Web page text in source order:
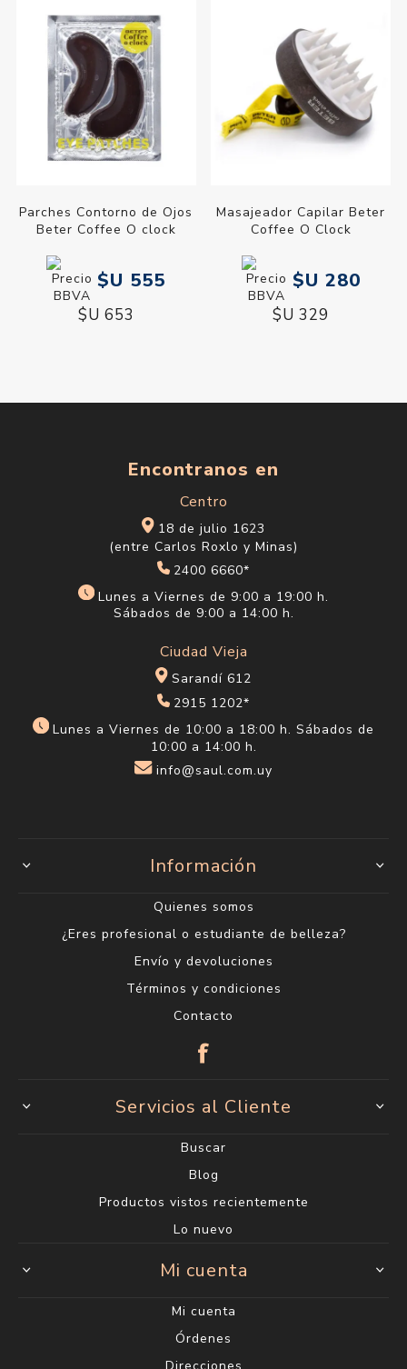
Parches Contorno de Ojos
Beter Coffee O clock
$U 555
$U 653
Masajeador Capilar Beter
Coffee O Clock
$U 280
$U 329
Encontranos en
Centro
18 de julio 1623
(entre Carlos Roxlo y Minas)
2400 6660*
Lunes a Viernes de 9:00 a 19:00 h.
Sábados de 9:00 a 14:00 h.
Ciudad Vieja
Sarandí 612
2915 1202*
Lunes a Viernes de 10:00 a 18:00 h. Sábados de
10:00 a 14:00 h.
info@saul.com.uy
Información
Quienes somos
¿Eres profesional o estudiante de belleza?
Envío y devoluciones
Términos y condiciones
Contacto
Servicios al Cliente
Buscar
Blog
Productos vistos recientemente
Lo nuevo
Mi cuenta
Mi cuenta
Órdenes